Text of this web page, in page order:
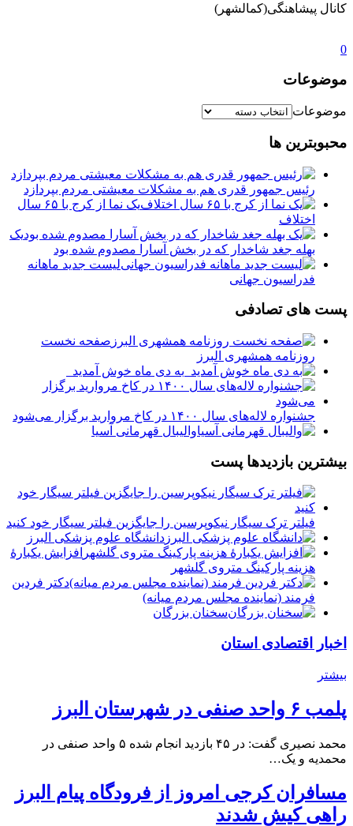
کانال پیشاهنگی(کمالشهر)
0
موضوعات
موضوعات
محبوبترین ها
رئیس جمهور قدری هم به مشکلات معیشتی مردم بپردازد
یک نما از کرج با ۶۵ سال
اختلاف
یک
بهله جغد شاخدار که در بخش آسارا مصدوم شده بود
لیست جدید ماهانه
فدراسیون جهانی
پست های تصادفی
️صفحه نخست
روزنامه‌ همشهری البرز
به دی ماه خوش آمدید ️ ️
جشنواره لاله‌های سال ۱۴۰۰ در کاخ مروارید برگزار می‌شود
والیبال قهرمانی آسیا
بیشترین بازدیدها پست
فیلتر ترک سیگار نیکوپرسین را جایگزین فیلتر سیگار خود کنید
دانشگاه علوم پزشکی البرز
افزایش یکبارۀ
هزینه پارکینگ متروی گلشهر
دكتر فردين
فرمند (نماينده مجلس مردم میانه)
سخنان بزرگان
اخبار اقتصادی استان
بیشتر
پلمب ۶ واحد صنفی در شهرستان البرز
محمد نصیری گفت: در ۴۵ بازدید انجام شده ۵ واحد صنفی در
محمدیه و یک…
مسافران کرجی امروز از فرودگاه پیام البرز
راهی کیش شدند